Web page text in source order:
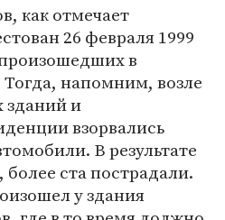
как отмечает
26 февраля 1999
в
напомним, возле
зданий и
взорвались
В результате
более ста пострадали.
у здания